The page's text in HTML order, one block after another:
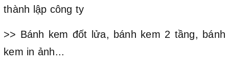
thành lập công ty
>> Bánh kem đốt lửa, bánh kem 2 tầng, bánh
kem in ảnh...